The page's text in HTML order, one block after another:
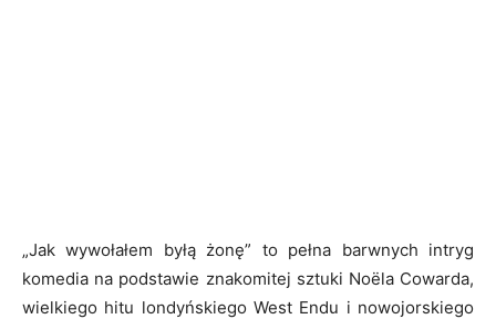
„Jak wywołałem byłą żonę” to pełna barwnych intryg
komedia na podstawie znakomitej sztuki Noëla Cowarda,
wielkiego hitu londyńskiego West Endu i nowojorskiego